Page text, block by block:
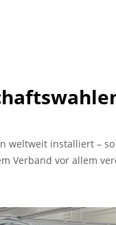
installiert – so
Verband vor allem